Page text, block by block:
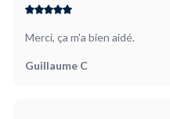
Merci, ça m'a bien aidé.
Guillaume C